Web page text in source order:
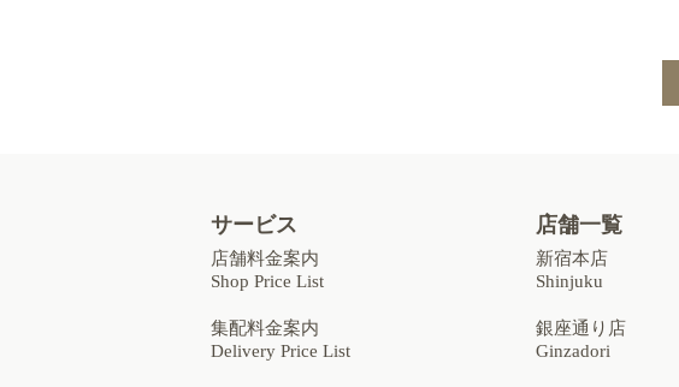
サービス
店舗料金案内
Shop Price List
集配料金案内
Delivery Price List
店舗一覧
新宿本店
Shinjuku
銀座通り店
Ginzadori